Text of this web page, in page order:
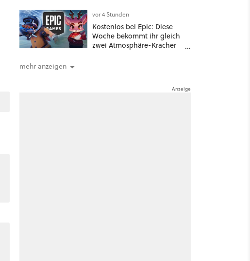
vor 4 Stunden
Kostenlos bei Epic: Diese
Woche bekommt ihr gleich
zwei Atmosphäre-Kracher
mehr anzeigen